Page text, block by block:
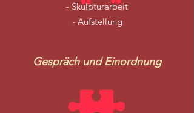
- Skulpturarbeit
- Aufstellung
Gespräch und Einordnung